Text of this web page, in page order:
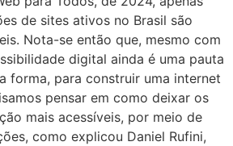
de sites ativos no Brasil são
Nota-se então que, mesmo com
digital ainda é uma pauta
forma, para construir uma internet
pensar em como deixar os
mais acessíveis, por meio de
como explicou Daniel Rufini,